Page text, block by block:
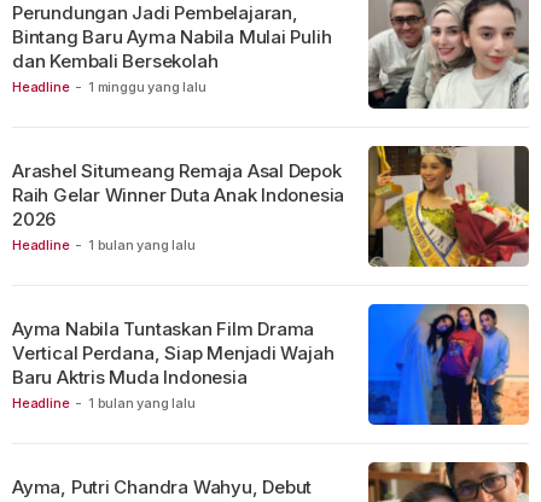
Headline - 1 minggu yang lalu
Perundungan Jadi Pembelajaran,
Bintang Baru Ayma Nabila Mulai Pulih
dan Kembali Bersekolah
Headline - 1 bulan yang lalu
Arashel Situmeang Remaja Asal Depok
Raih Gelar Winner Duta Anak Indonesia
2026
Headline - 1 bulan yang lalu
Ayma Nabila Tuntaskan Film Drama
Vertical Perdana, Siap Menjadi Wajah
Baru Aktris Muda Indonesia
Ayma, Putri Chandra Wahyu, Debut